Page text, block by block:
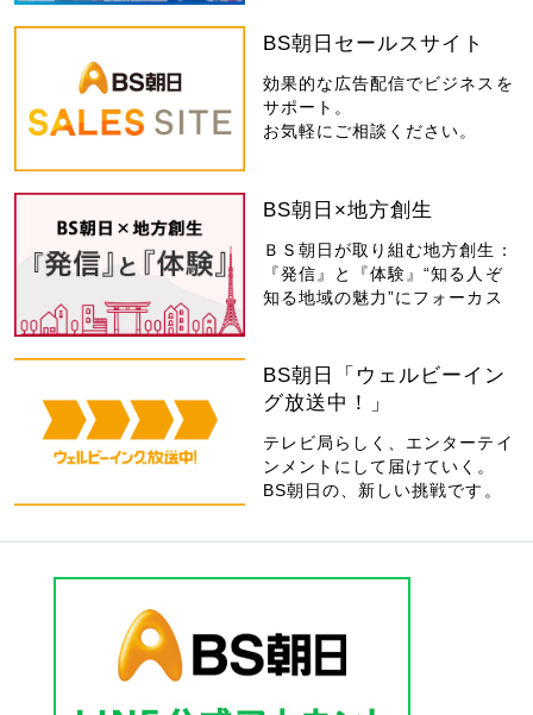
BS朝日セールスサイト
効果的な広告配信でビジネスを
サポート。
お気軽にご相談ください。
BS朝日×地方創生
ＢＳ朝日が取り組む地方創生：
『発信』と『体験』“知る人ぞ
知る地域の魅力”にフォーカス
BS朝日「ウェルビーイン
グ放送中！」
テレビ局らしく、エンターテイ
ンメントにして届けていく。
BS朝日の、新しい挑戦です。